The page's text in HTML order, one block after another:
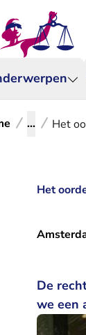
... Het
Het
De
we een